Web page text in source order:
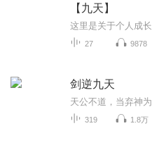
【九天】
这里是关于个人成
27 9878
剑逆九天
319 1.8万